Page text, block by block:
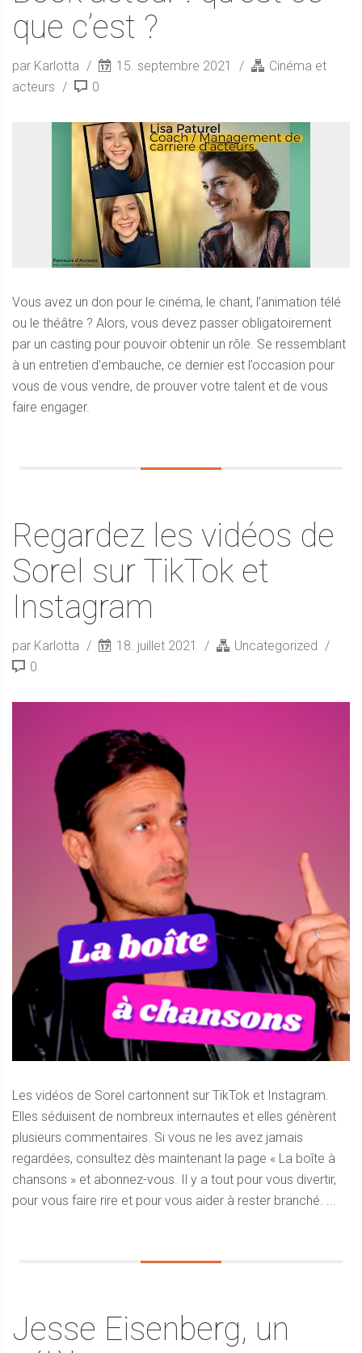
que c’est ?
par Karlotta 15. septembre 2021
Cinéma et
acteurs
0
Vous avez un don pour le cinéma, le chant, l’animation télé
ou le théâtre ? Alors, vous devez passer obligatoirement
par un casting pour pouvoir obtenir un rôle. Se ressemblant
à un entretien d’embauche, ce dernier est l’occasion pour
vous de vous vendre, de prouver votre talent et de vous
faire engager.
Regardez les vidéos de
Sorel sur TikTok et
Instagram
par Karlotta 18. juillet 2021
Uncategorized
0
Les vidéos de Sorel cartonnent sur TikTok et Instagram.
Elles séduisent de nombreux internautes et elles génèrent
plusieurs commentaires. Si vous ne les avez jamais
regardées, consultez dès maintenant la page « La boîte à
chansons » et abonnez-vous. Il y a tout pour vous divertir,
pour vous faire rire et pour vous aider à rester branché. ...
Jesse Eisenberg, un